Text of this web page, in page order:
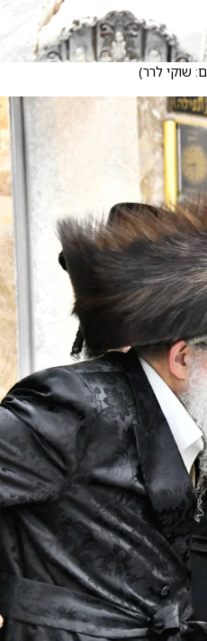
שוקי לרר)